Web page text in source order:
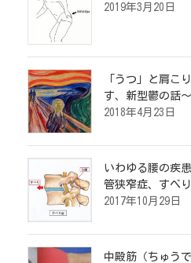
2019年3月20日
「うつ」と肩こ
す、新型鬱の話～
2018年4月23日
いわゆる腰の疾
管狭窄症、すべ
2017年10月29日
中殿筋（ちゅう